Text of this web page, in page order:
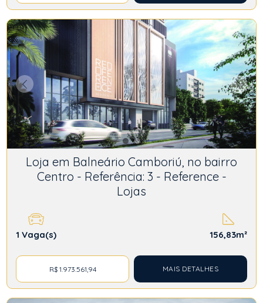
Loja em Balneário Camboriú, no bairro
Centro - Referência: 3 - Reference -
Lojas
1 Vaga(s) 156,83m²
R$ 1.973.561,94 MAIS DETALHES